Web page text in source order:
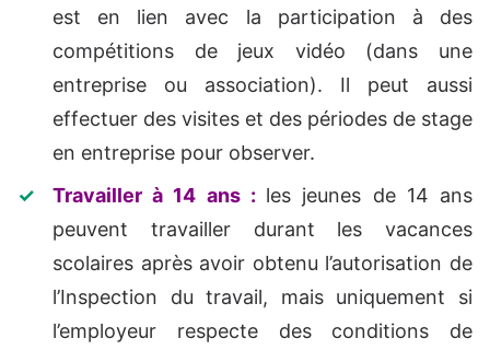
est en lien avec la participation à des
compétitions de jeux vidéo (dans une
entreprise ou association). Il peut aussi
effectuer des visites et des périodes de stage
en entreprise pour observer.
Travailler à 14 ans : les jeunes de 14 ans
peuvent travailler durant les vacances
scolaires après avoir obtenu l’autorisation de
l’Inspection du travail, mais uniquement si
l’employeur respecte des conditions de